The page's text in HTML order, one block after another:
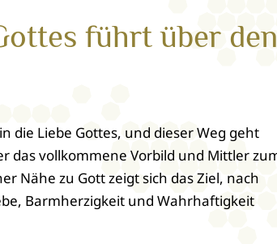
führt über den
die Liebe Gottes, und dieser Weg geht
Nähe zu Gott zeigt sich das Ziel, nach
Barmherzigkeit und Wahrhaftigkeit